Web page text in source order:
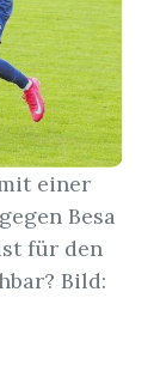
einer
Besa
für den
Bild: